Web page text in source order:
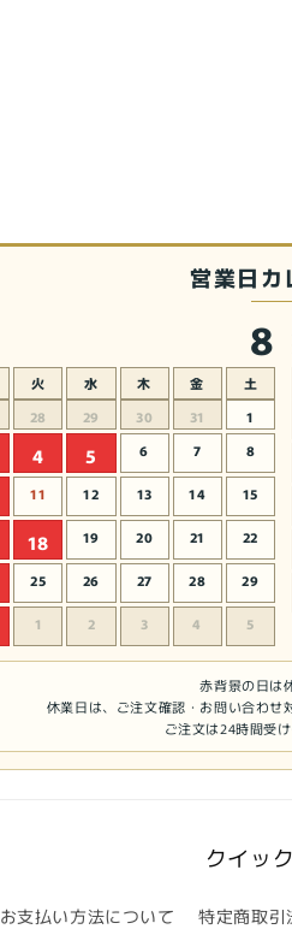
営業日カ
8
火 水 木 金
土
28 29 30 31
1
4 5 6 7 8
11 12 13 14 15
18 19 20 21 22
25 26 27 28 29
1 2 3 4 5
赤背景の日は
休業日は、ご注文確認・お問い合わせ
ご注文は24時間受
クイッ
お支払い方法について 特定商取引